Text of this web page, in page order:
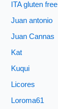
ITA gluten free
Juan antonio
Juan Cannas
Kat
Kuqui
Licores
Loroma61